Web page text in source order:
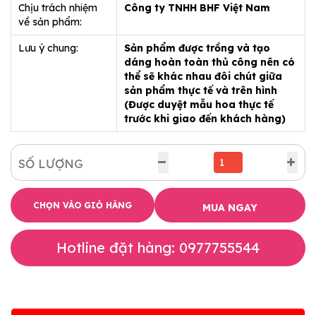
Chịu trách nhiệm
về sản phẩm:
Công ty TNHH BHF Việt Nam
Lưu ý chung:
Sản phẩm được trồng và tạo
dáng hoàn toàn thủ công nên có
thể sẽ khác nhau đôi chút giữa
sản phẩm thực tế và trên hình
(Được duyệt mẫu hoa thực tế
trước khi giao đến khách hàng)
SỐ LƯỢNG
CHỌN VÀO GIỎ HÀNG MUA NGAY
Hotline đặt hàng: 0977755544